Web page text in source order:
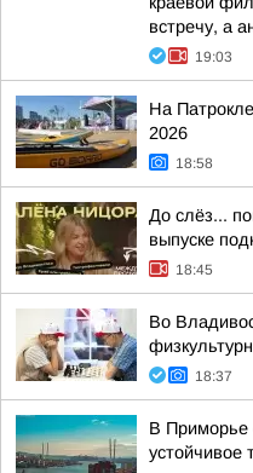
встречу, а
19:03
На
2026
18:58
До слёз...
выпуске
18:45
Во
18:37
В Приморье
устойчивое